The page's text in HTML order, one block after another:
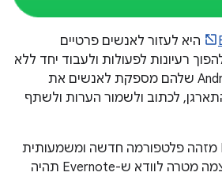
היא לעזור לאנשים פרטיים
רעיונות לפעולות ולעבוד יחד ללא
מאמץ. אפליקציית Android שלהם מספקת לאנשים את
לכתוב ולשמור הערות ולשתף
בכל פעם ש-Evernote מזהה פלטפורמה חדשה ומשמעותית
באופק, היא מציבה לעצמה מטרה לוודא ש-Evernote תהיה